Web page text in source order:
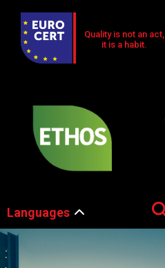
Quality is not an act,
it is a habit.
Languages